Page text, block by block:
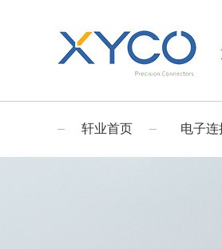
轩业首页 电子连